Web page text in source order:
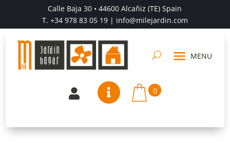
Calle Baja 30 • 44600 Alcañiz (TE) Spain
T. +34 978 83 05 19| info@milejardin.com
  0